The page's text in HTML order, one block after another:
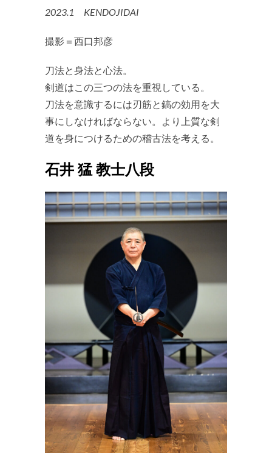
2023.1 KENDOJIDAI
撮影＝西口邦彦
刀法と身法と心法。
剣道はこの三つの法を重視している。
刀法を意識するには刃筋と鎬の効用を大
事にしなければならない。より上質な剣
道を身につけるための稽古法を考える。
石井 猛 教士八段